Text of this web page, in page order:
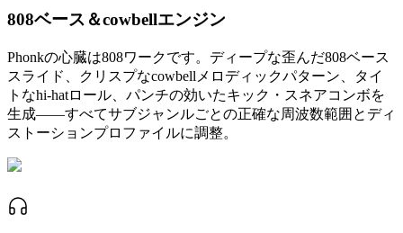
808ベース＆cowbellエンジン
Phonkの心臓は808ワークです。ディープな歪んだ808ベース
スライド、クリスプなcowbellメロディックパターン、タイ
トなhi-hatロール、パンチの効いたキック・スネアコンボを
生成——すべてサブジャンルごとの正確な周波数範囲とディ
ストーションプロファイルに調整。